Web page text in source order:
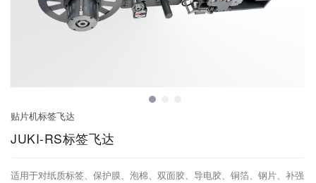
封装编带系列
在线打印系列
贴片机标签飞达
其他典型定制飞达
贴片机标签飞达
JUKI-RS标签飞达
适用于对纸质标签、保护膜、泡棉、双面胶、导电胶、铜箔、钢片、补强